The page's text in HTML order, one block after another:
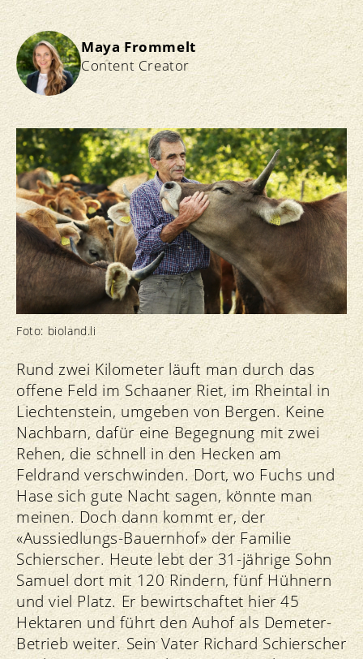
Maya Frommelt
Content Creator
Foto: bioland.li
Rund zwei Kilometer läuft man durch das
offene Feld im Schaaner Riet, im Rheintal in
Liechtenstein, umgeben von Bergen. Keine
Nachbarn, dafür eine Begegnung mit zwei
Rehen, die schnell in den Hecken am
Feldrand verschwinden. Dort, wo Fuchs und
Hase sich gute Nacht sagen, könnte man
meinen. Doch dann kommt er, der
«Aussiedlungs-Bauernhof» der Familie
Schierscher. Heute lebt der 31-jährige Sohn
Samuel dort mit 120 Rindern, fünf Hühnern
und viel Platz. Er bewirtschaftet hier 45
Hektaren und führt den Auhof als Demeter-
Betrieb weiter. Sein Vater Richard Schierscher